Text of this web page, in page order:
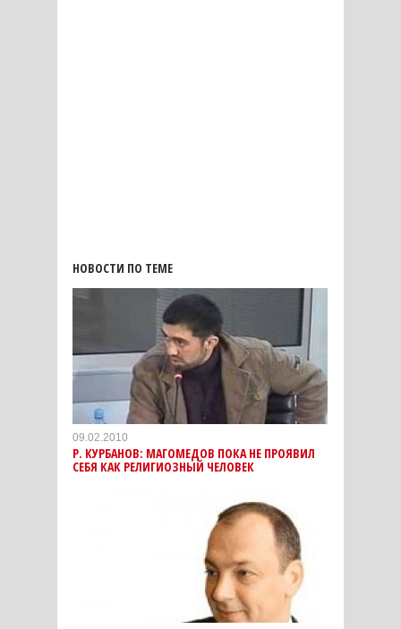
НОВОСТИ ПО ТЕМЕ
09.02.2010
Р. КУРБАНОВ: МАГОМЕДОВ ПОКА НЕ ПРОЯВИЛ
СЕБЯ КАК РЕЛИГИОЗНЫЙ ЧЕЛОВЕК